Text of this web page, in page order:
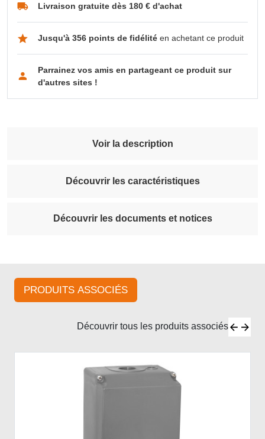
Livraison gratuite dès 180 € d'achat
Jusqu'à 356 points de fidélitéen achetant ce produit
Parrainez vos amis en partageant ce produit sur
d'autres sites !
Voir la description
Découvrir les caractéristiques
Découvrir les documents et notices
PRODUITS ASSOCIÉS
Découvrir tous les produits associés